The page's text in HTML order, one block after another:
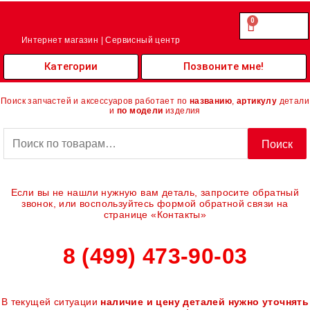
Перейти
Интернет магазин | Сервисный центр
0.00
0
Cart
Категории Позвоните мне!
Поиск запчастей и аксессуаров работает по названию артикулу детали
и по модели изделия
Поиск
Если вы не нашли нужную вам деталь, запросите обратный
звонок, или воспользуйтесь формой обратной связи на
странице «Контакты»
8 (499) 473-90-03
В текущей ситуации наличие и цену деталей нужно уточнять